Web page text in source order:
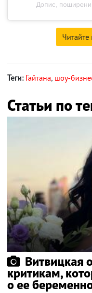
Допис,
Теги: Гайтана, шоу-
Статьи по
Витвицкая
критикам,
о ее